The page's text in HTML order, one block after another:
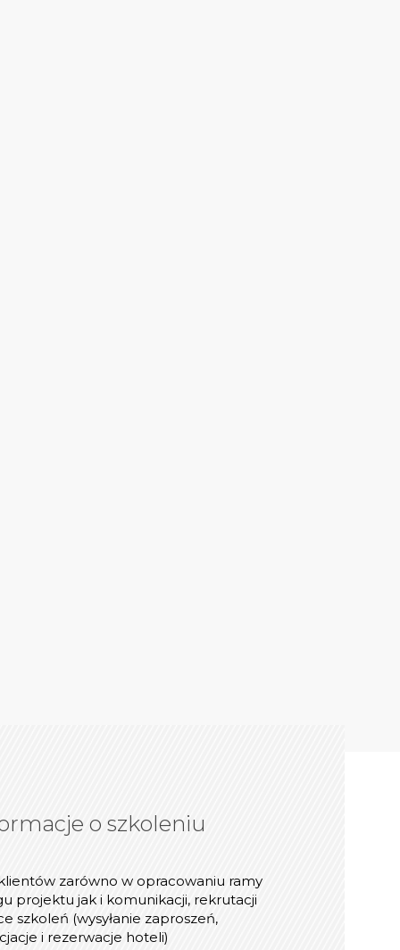
o szkoleniu
zarówno w opracowaniu ramy
projektu jak i komunikacji, rekrutacji
szkoleń (wysyłanie zaproszeń,
i rezerwacje hoteli)
Praktyczne
o szkoleniu
transmisji video (Zoom, Microsoft
Google Meet) do możliwości naszych
online korzystamy z takich narzędzi jak: